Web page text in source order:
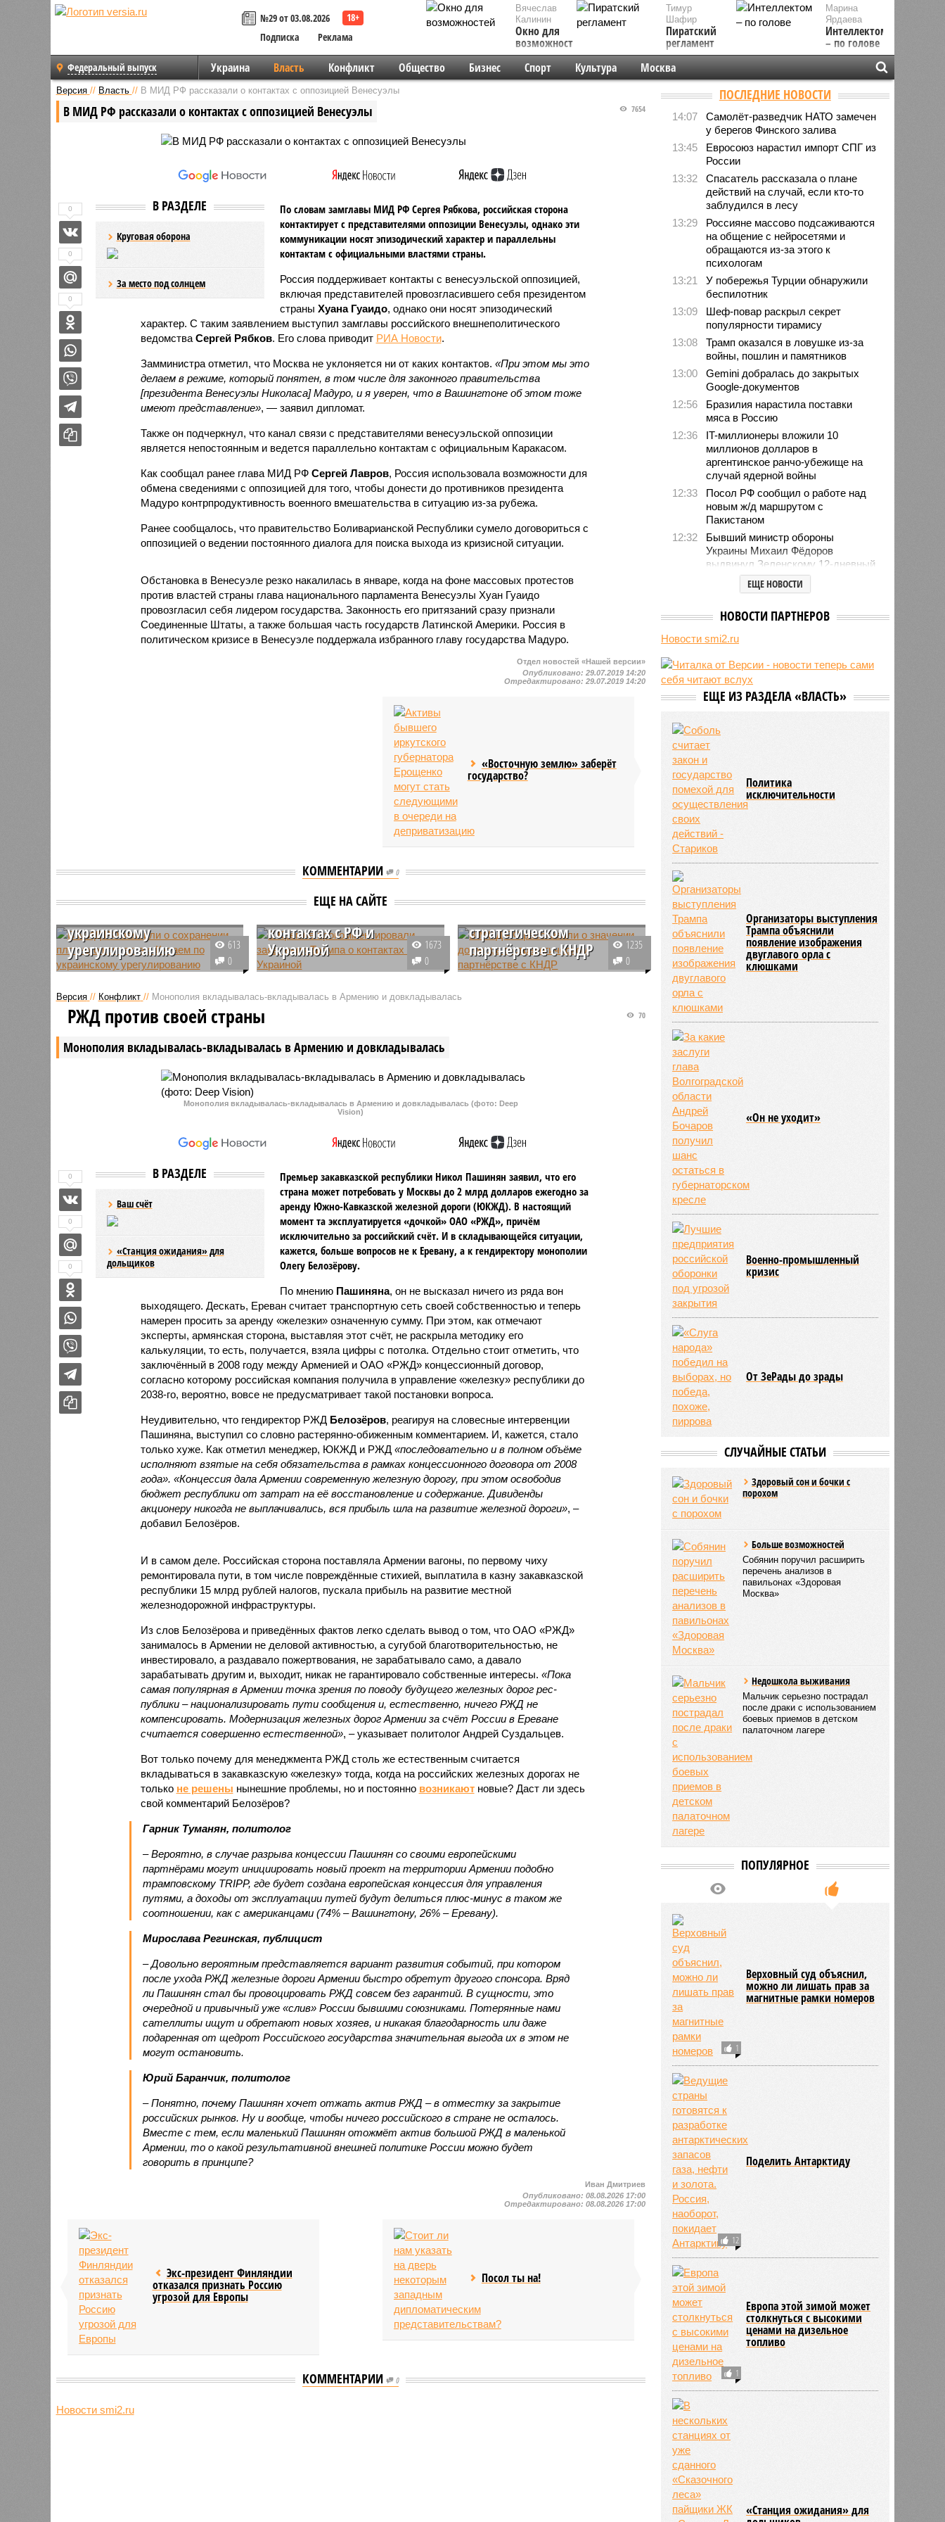
№29 от 03.08.2026
Подписка
Реклама
Вячеслав
Калинин
Окно для
возможностей
Марина
Ярдаева
Интеллектом
– по голове
Тимур
Шафир
Пиратский
регламент
Федеральный выпуск Украина Власть Конфликт Общество Бизнес Спорт Культура Москва
Версия // Власть // В МИД РФ рассказали о контактах с оппозицией Венесуэлы
В МИД РФ рассказали о контактах с оппозицией Венесуэлы 7654
В РАЗДЕЛЕ
Круговая оборона
За место под солнцем
По словам замглавы МИД РФ Сергея Рябкова, российская сторона
контактирует с представителями оппозиции Венесуэлы, однако эти
коммуникации носят эпизодический характер и параллельны
контактам с официальными властями страны.
Россия поддерживает контакты с венесуэльской оппозицией,
включая представителей провозгласившего себя президентом
страны Хуана Гуаидо, однако они носят эпизодический
характер. С таким заявлением выступил замглавы российского внешнеполитического
ведомства Сергей Рябков. Его слова приводит РИА Новости.
Замминистра отметил, что Москва не уклоняется ни от каких контактов. «При этом мы это
делаем в режиме, который понятен, в том числе для законного правительства
[президента Венесуэлы Николаса] Мадуро, и я уверен, что в Вашингтоне об этом тоже
имеют представление», — заявил дипломат.
Также он подчеркнул, что канал связи с представителями венесуэльской оппозиции
является непостоянным и ведется параллельно контактам с официальным Каракасом.
Как сообщал ранее глава МИД РФ Сергей Лавров, Россия использовала возможности для
обмена сведениями с оппозицией для того, чтобы донести до противников президента
Мадуро контрпродуктивность военного вмешательства в ситуацию из-за рубежа.
Ранее сообщалось, что правительство Боливарианской Республики сумело договориться с
оппозицией о ведении постоянного диалога для поиска выхода из кризисной ситуации.
Обстановка в Венесуэле резко накалилась в январе, когда на фоне массовых протестов
против властей страны глава национального парламента Венесуэлы Хуан Гуаидо
провозгласил себя лидером государства. Законность его притязаний сразу признали
Соединенные Штаты, а также большая часть государств Латинской Америки. Россия в
политическом кризисе в Венесуэле поддержала избранного главу государства Мадуро.
0
0
0
Отдел новостей «Нашей версии»
Опубликовано:29.07.2019 14:20
Отредактировано:29.07.2019 14:20
«Восточную землю» заберёт
государство?
КОММЕНТАРИИ 0
ЕЩЕ НА САЙТЕ
В МИД РФ заявили о
сохранении плотного
украинскому
урегулированию
Российская Федерация и
не прерывают плотного диалога
по всему комплексу вопросов,
касающихся урегулирования
украинского конфликта.
613
0
В Кремле
прокомментировали
заявления Трампа о
контактах с РФ и
Украиной
Представитель Кремля Дмитрий
высказывание американского
властями РФ и Украины.
1673
0
В МИД РФ рассказали о
стратегическом
партнёрстве с КНДР
Вступивший 4 декабря в силу
1235
0
Версия // Конфликт // Монополия вкладывалась-вкладывалась в Армению и довкладывалась
Монополия вкладывалась-вкладывалась в Армению и довкладывалась
70
РЖД против своей страны
Монополия вкладывалась-вкладывалась в Армению и довкладывалась (фото: Deep
Vision)
В РАЗДЕЛЕ
Ваш счёт
«Станция ожидания» для
дольщиков
Премьер закавказской республики Никол Пашинян заявил, что его
страна может потребовать у Москвы до 2 млрд долларов ежегодно за
аренду Южно-Кавказской железной дороги (ЮКЖД). В настоящий
момент та эксплуатируется «дочкой» ОАО «РЖД», причём
исключительно за российский счёт. И в складывающейся ситуации,
кажется, больше вопросов не к Еревану, а к гендиректору монополии
Олегу Белозёрову.
По мнению Пашиняна, он не высказал ничего из ряда вон
выходящего. Дескать, Ереван считает транспортную сеть своей собственностью и теперь
намерен просить за аренду «железки» означенную сумму. При этом, как отмечают
эксперты, армянская сторона, выставляя этот счёт, не раскрыла методику его
калькуляции, то есть, получается, взяла цифры с потолка. Отдельно стоит отметить, что
заключённый в 2008 году между Арменией и ОАО «РЖД» концессионный договор,
согласно которому российская компания получила в управление «железку» республики до
2038-го, вероятно, вовсе не предусматривает такой постановки вопроса.
Неудивительно, что гендиректор РЖД Белозёров, реагируя на словесные интервенции
Пашиняна, выступил со словно растерянно-обиженным комментарием. И, кажется, стало
только хуже. Как отметил менеджер, ЮКЖД и РЖД «последовательно и в полном объёме
исполняют взятые на себя обязательства в рамках концессионного договора от 2008
года». «Концессия дала Армении современную железную дорогу, при этом освободив
бюджет республики от затрат на её восстановление и содержание. Дивиденды
акционеру никогда не выплачивались, вся прибыль шла на развитие железной дороги», –
добавил Белозёров.
И в самом деле. Российская сторона поставляла Армении вагоны, по первому чиху
ремонтировала пути, в том числе повреждённые стихией, выплатила в казну закавказской
республики 15 млрд рублей налогов, пускала прибыль на развитие местной
железнодорожной инфраструктуры.
Из слов Белозёрова и приведённых фактов легко сделать вывод о том, что ОАО «РЖД»
занималось в Армении не деловой активностью, а сугубой благотворительностью, не
инвестировало, а раздавало пожертвования, не зарабатывало само, а давало
зарабатывать другим и, выходит, никак не гарантировало собственные интересы. «Пока
самая популярная в Армении точка зрения по поводу будущего железных дорог рес­
публики – национализировать пути сообщения и, естественно, ничего РЖД не
компенсировать. Модернизация железных дорог Армении за счёт России в Ереване
считается совершенно естественной», – указывает политолог Андрей Суздальцев.
Вот только почему для менеджмента РЖД столь же естественным считается
вкладываться в закавказскую «железку» тогда, когда на российских железных дорогах не
только не решены нынешние проблемы, но и постоянно возникаютновые? Даст ли здесь
свой комментарий Белозёров?
Гарник Туманян, политолог
– Вероятно, в случае разрыва концессии Пашинян со своими европейскими
партнёрами могут инициировать новый проект на территории Армении подобно
трамповскому TRIPP, где будет создана европейская концессия для управления
путями, а доходы от эксплуатации путей будут делиться плюс-минус в таком же
соотношении, как с американцами (74% – Вашингтону, 26% – Еревану).
Мирослава Регинская, публицист
– Довольно вероятным представляется вариант развития событий, при котором
после ухода РЖД железные дороги Армении быстро обретут другого спонсора. Вряд
ли Пашинян стал бы провоцировать РЖД совсем без гарантий. В сущности, это
очередной и привычный уже «слив» России бывшими союзниками. Потерянные нами
сателлиты ищут и обретают новых хозяев, и никакая благодарность или даже
подаренная от щедрот Российского государства значительная выгода их в этом не
могут остановить.
Юрий Баранчик, политолог
– Понятно, почему Пашинян хочет отжать актив РЖД – в отместку за закрытие
российских рынков. Ну и вообще, чтобы ничего российского в стране не осталось.
Вместе с тем, если маленький Пашинян отожмёт актив большой РЖД в маленькой
Армении, то о какой результативной внешней политике России можно будет
говорить в принципе?
0
0
0
Иван Дмитриев
Опубликовано:08.08.2026 17:00
Отредактировано:08.08.2026 17:00
Экс-президент Финляндии
отказался признать Россию
угрозой для Европы
Посол ты на!
КОММЕНТАРИИ 0
Новости smi2.ru
ПОСЛЕДНИЕ НОВОСТИ
14:07
Самолёт-разведчик НАТО замечен
у берегов Финского залива
13:45
Евросоюз нарастил импорт СПГ из
России
13:32
Спасатель рассказала о плане
действий на случай, если кто-то
заблудился в лесу
13:29
Россияне массово подсаживаются
на общение с нейросетями и
обращаются из-за этого к
психологам
13:21
У побережья Турции обнаружили
беспилотник
13:09
Шеф-повар раскрыл секрет
популярности тирамису
13:08
Трамп оказался в ловушке из-за
войны, пошлин и памятников
13:00
Gemini добралась до закрытых
Google-документов
12:56
Бразилия нарастила поставки
мяса в Россию
12:36
IT-миллионеры вложили 10
миллионов долларов в
аргентинское ранчо-убежище на
случай ядерной войны
12:33
Посол РФ сообщил о работе над
новым ж/д маршрутом с
Пакистаном
12:32
Бывший министр обороны
Украины Михаил Фёдоров
выдвинул Зеленскому 12-дневный
ультиматум
Удары США лишь замедлили
блогер передумал из-за реакции
11:43
Итальянские аграрии забили
тревогу из-за засухи
ЕЩЕ НОВОСТИ
НОВОСТИ ПАРТНЕРОВ
Новости smi2.ru
ЕЩЕ ИЗ РАЗДЕЛА «ВЛАСТЬ»
Политика
исключительности
Организаторы выступления
Трампа объяснили
появление изображения
двуглавого орла с
клюшками
«Он не уходит»
Военно-промышленный
кризис
От ЗеРады до зрады
СЛУЧАЙНЫЕ СТАТЬИ
Здоровый сон и бочки с
порохом
Больше возможностей
Собянин поручил расширить
перечень анализов в
павильонах «Здоровая
Москва»
Недошкола выживания
Мальчик серьезно пострадал
после драки с использованием
боевых приемов в детском
палаточном лагере
ПОПУЛЯРНОЕ
1
Верховный суд объяснил,
можно ли лишать прав за
магнитные рамки номеров
12
Поделить Антарктиду
1
Европа этой зимой может
столкнуться с высокими
ценами на дизельное
топливо
«Станция ожидания» для